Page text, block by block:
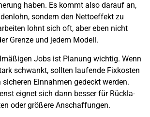
haben. Es kommt also dar­auf an,
son­dern den Net­to­ef­fekt zu
lohnt sich oft, aber eben nicht
Gren­ze und jedem Modell.
Jobs ist Pla­nung wich­tig. Wenn
schwankt, soll­ten lau­fen­de Fix­kos­ten
Ein­nah­men gedeckt wer­den.
eig­net sich dann bes­ser für Rück­la­
oder grö­ße­re Anschaf­fun­gen.